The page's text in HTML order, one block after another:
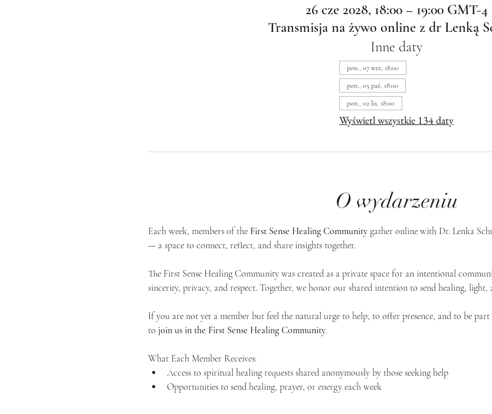
26 cze 2028, 18:00 – 19:00 GMT-4
Transmisja na żywo online z dr Lenką
Inne daty
pon., 07 wrz, 18:00
pon., 05 paź, 18:00
pon., 02 lis, 18:00
Wyświetl wszystkie 134 daty
O wydarzeniu
Each week, members of the First Sense Healing Community gather online with Dr. Lenka
— a space to connect, reflect, and share insights together.
The First Sense Healing Community was created as a private space for an intentional
sincerity, privacy, and respect. Together, we honor our shared intention to send healing, light,
If you are not yet a member but feel the natural urge to help, to offer presence, and to be
to join us in the First Sense Healing Community.
What Each Member Receives:
Access to spiritual healing requests shared anonymously by those seeking help
Opportunities to send healing, prayer, or energy each week